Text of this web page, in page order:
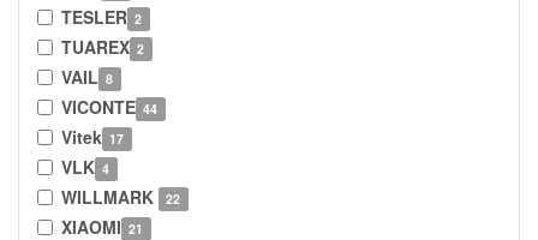
TESLER 2
TUAREX 2
VAIL 8
VICONTE 44
Vitek 17
VLK 4
WILLMARK 22
XIAOMI 21